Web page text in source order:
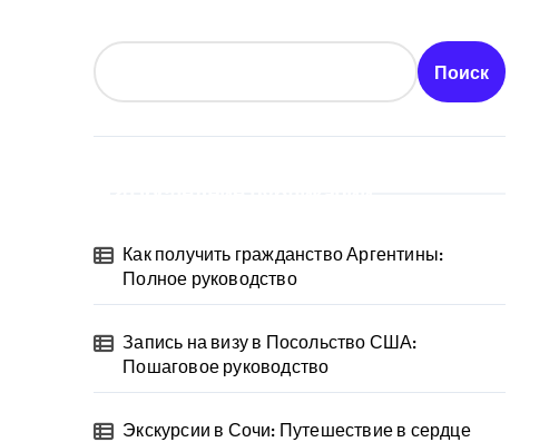
Поиск
Как получить гражданство Аргентины:
Полное руководство
Запись на визу в Посольство США:
Пошаговое руководство
Экскурсии в Сочи: Путешествие в сердце